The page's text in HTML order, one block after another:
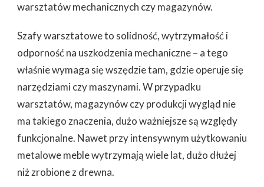
warsztatów mechanicznych czy magazynów.
Szafy warsztatowe to solidność, wytrzymałość i
odporność na uszkodzenia mechaniczne – a tego
właśnie wymaga się wszędzie tam, gdzie operuje się
narzędziami czy maszynami. W przypadku
warsztatów, magazynów czy produkcji wygląd nie
ma takiego znaczenia, dużo ważniejsze są względy
funkcjonalne. Nawet przy intensywnym użytkowaniu
metalowe meble wytrzymają wiele lat, dużo dłużej
niż zrobione z drewna.